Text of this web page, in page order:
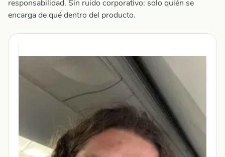
responsabilidad. Sin ruido corporativo: solo quién se
encarga de qué dentro del producto.